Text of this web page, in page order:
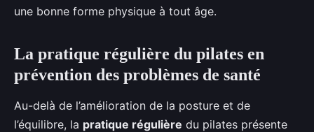
une bonne forme physique à tout âge.
La pratique régulière du pilates en
prévention des problèmes de santé
Au-delà de l’amélioration de la posture et de
l’équilibre, la pratique régulière du pilates présente